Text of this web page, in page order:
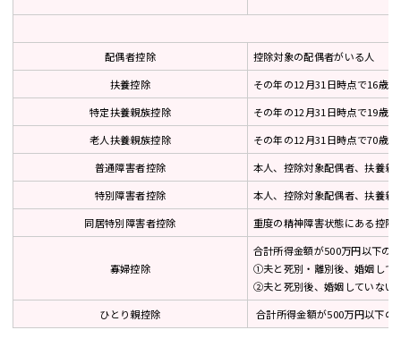
配偶者控除
控除対象の配偶者がいる人
扶養控除
その年の12月31日時点で16歳
特定扶養親族控除
その年の12月31日時点で19歳
老人扶養親族控除
その年の12月31日時点で70歳
普通障害者控除
本人、控除対象配偶者、扶養親
特別障害者控除
本人、控除対象配偶者、扶養親
同居特別障害者控除
重度の精神障害状態にある控除
寡婦控除
合計所得金額が500万円以下の
①夫と死別・離別後、婚姻して
②夫と死別後、婚姻していない
ひとり親控除
合計所得金額が500万円以下の